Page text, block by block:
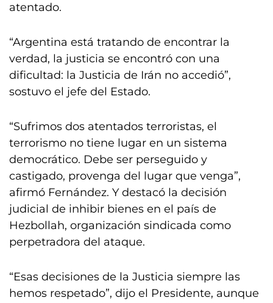
atentado.
“Argentina está tratando de encontrar la
verdad, la justicia se encontró con una
dificultad: la Justicia de Irán no accedió”,
sostuvo el jefe del Estado.
“Sufrimos dos atentados terroristas, el
terrorismo no tiene lugar en un sistema
democrático. Debe ser perseguido y
castigado, provenga del lugar que venga”,
afirmó Fernández. Y destacó la decisión
judicial de inhibir bienes en el país de
Hezbollah, organización sindicada como
perpetradora del ataque.
“Esas decisiones de la Justicia siempre las
hemos respetado”, dijo el Presidente, aunque